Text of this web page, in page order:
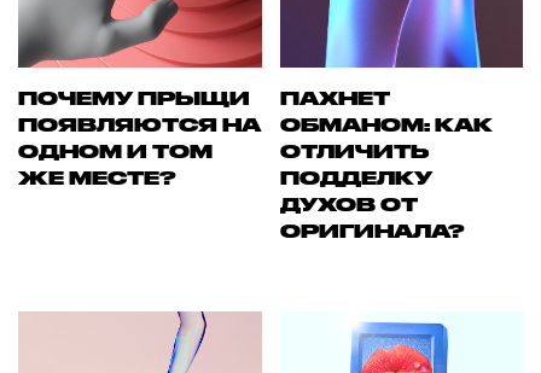
ПОЧЕМУ ПРЫЩИ
ПОЯВЛЯЮТСЯ НА
ОДНОМ И ТОМ
ЖЕ МЕСТЕ?
ПАХНЕТ
ОБМАНОМ: КАК
ОТЛИЧИТЬ
ПОДДЕЛКУ
ДУХОВ ОТ
ОРИГИНАЛА?